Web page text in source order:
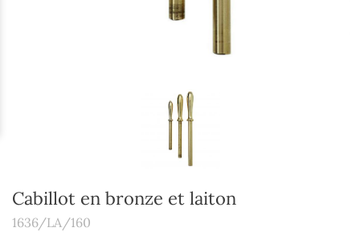
Cabillot en bronze et laiton
1636/LA/160